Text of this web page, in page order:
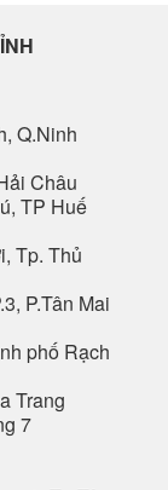
Q.Ninh
Châu
TP Huế
Tp. Thủ
P.Tân Mai
phố Rạch
Trang
7